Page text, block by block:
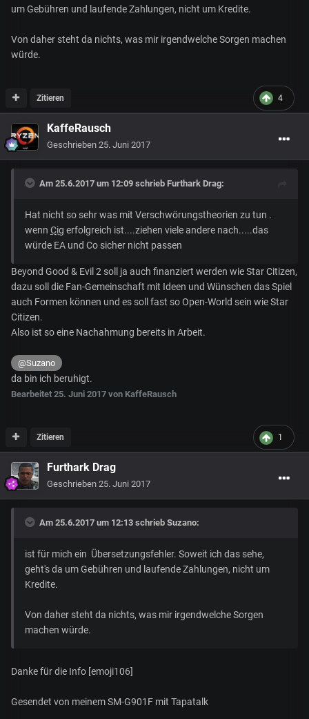
um Gebühren und laufende Zahlungen, nicht um Kredite.
Von daher steht da nichts, was mir irgendwelche Sorgen machen
würde.
4
Zitieren
KaffeRausch
Geschrieben 25. Juni 2017
Am 25.6.2017 um 12:09 schrieb Furthark Drag:
Hat nicht so sehr was mit Verschwörungstheorien zu tun .
wenn Cig erfolgreich ist....ziehen viele andere nach.....das
würde EA und Co sicher nicht passen
Beyond Good & Evil 2 soll ja auch finanziert werden wie Star Citizen,
dazu soll die Fan-Gemeinschaft mit Ideen und Wünschen das Spiel
auch Formen können und es soll fast so Open-World sein wie Star
Citizen.
Also ist so eine Nachahmung bereits in Arbeit.
@Suzano
da bin ich beruhigt.
Bearbeitet 25. Juni 2017 von KaffeRausch
1
Zitieren
Furthark Drag
Geschrieben 25. Juni 2017
Am 25.6.2017 um 12:13 schrieb Suzano:
ist für mich ein Übersetzungsfehler. Soweit ich das sehe,
geht's da um Gebühren und laufende Zahlungen, nicht um
Kredite.
Von daher steht da nichts, was mir irgendwelche Sorgen
machen würde.
Danke für die Info [emoji106]
Gesendet von meinem SM-G901F mit Tapatalk